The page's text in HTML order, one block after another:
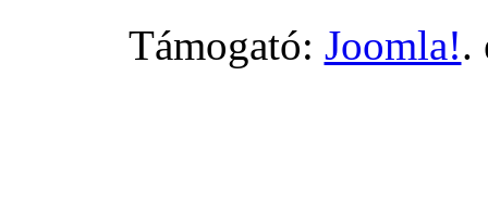
Támogató: Joomla!.